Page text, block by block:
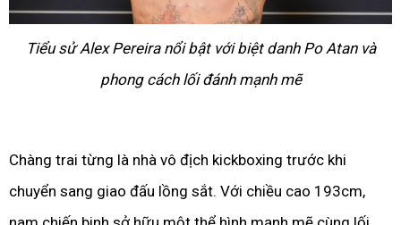
Tiểu sử Alex Pereira nổi bật với biệt danh Po Atan và
phong cách lối đánh mạnh mẽ
Chàng trai từng là nhà vô địch kickboxing trước khi
chuyển sang giao đấu lồng sắt. Với chiều cao 193cm,